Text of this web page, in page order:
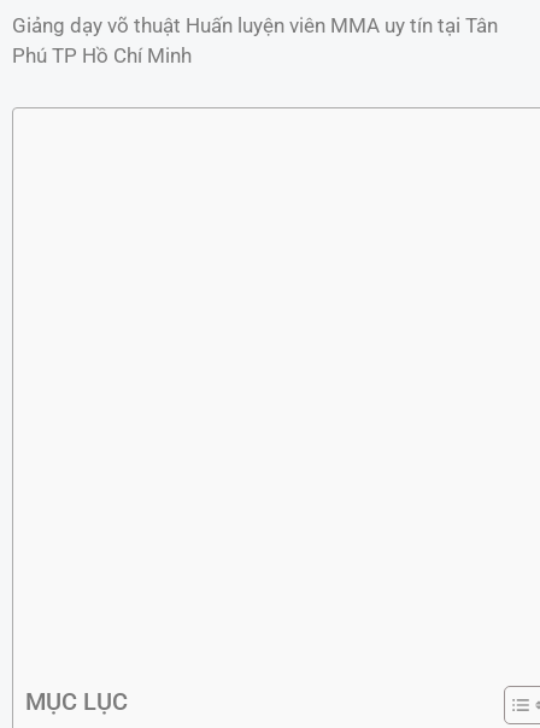
Giảng dạy võ thuật Huấn luyện viên MMA uy tín tại Tân
Phú TP Hồ Chí Minh
MỤC LỤC